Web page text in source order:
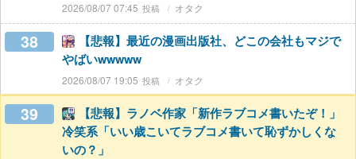
2026/08/07 07:45 オタク
38
【悲報】最近の漫画出版社、どこの会社もマジで
やばいwwwww
2026/08/07 19:05 オタク
39
【悲報】ラノベ作家「新作ラブコメ書いたぞ！」
冷笑系「いい歳こいてラブコメ書いて恥ずかしくな
いの？」